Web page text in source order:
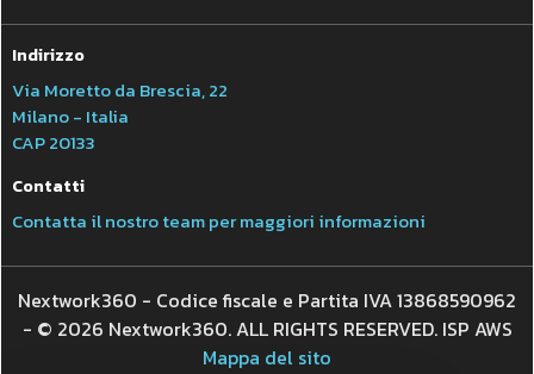
Indirizzo
Via Moretto da Brescia, 22
Milano - Italia
CAP 20133
Contatti
Contatta il nostro team per maggiori informazioni
Nextwork360 - Codice fiscale e Partita IVA 13868590962
- © 2026 Nextwork360. ALL RIGHTS RESERVED. ISP AWS
Mappa del sito